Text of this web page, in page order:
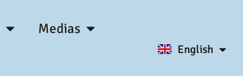
Medias
English
Français